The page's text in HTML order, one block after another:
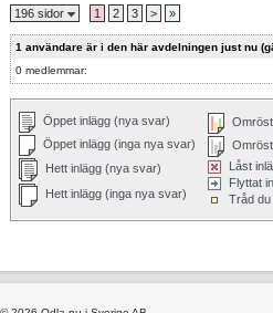
196 sidor 1 2 3 > »
1 användare är i den här avdelningen just nu
0 medlemmar:
Öppet inlägg (nya svar)
Öppet inlägg (inga nya svar)
Hett inlägg (nya svar)
Hett inlägg (inga nya svar)
Låst
Flyttat
Tråd